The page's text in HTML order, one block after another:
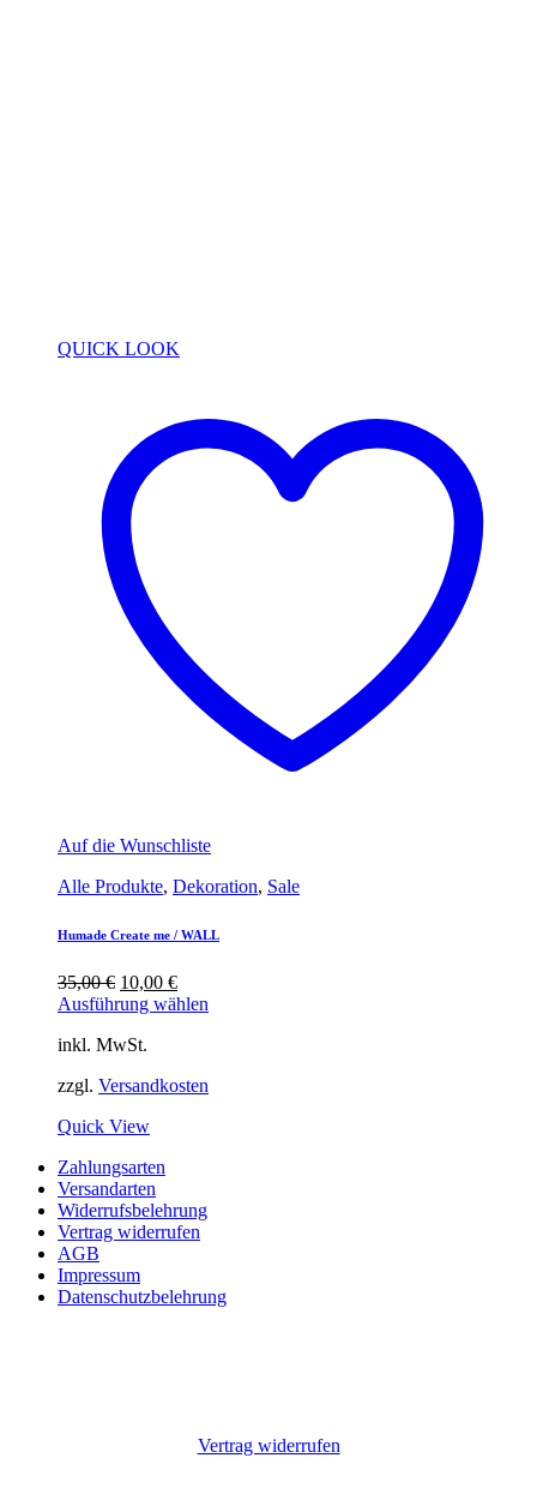
QUICK LOOK
Auf die Wunschliste
Alle Produkte, Dekoration, Sale
Humade Create me / WALL
35,00€ Ursprünglicher
Preis
35,00 €
10,00 €Aktueller
Preis
Ausführung wählen
inkl. MwSt.
zzgl. Versandkosten
Quick View
Zahlungsarten
Versandarten
Widerrufsbelehrung
Vertrag widerrufen
AGB
Impressum
Datenschutzbelehrung
Vertrag widerrufen